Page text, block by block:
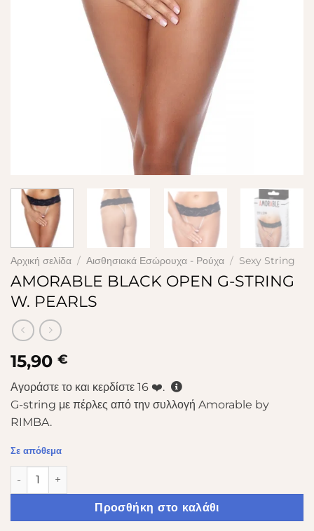
Αρχική σελίδα / Αισθησιακά Εσώρουχα - Ρούχα / Sexy String
AMORABLE BLACK OPEN G-STRING
W. PEARLS
15,90 €
Αγοράστε το και κερδίστε 16 ❤️.
G-string με πέρλες από την συλλογή Amorable by
RIMBA.
Σε απόθεμα
AMORABLE BLACK OPEN G-STRING W. PEARLS ποσότητα
Προσθήκη στο καλάθι